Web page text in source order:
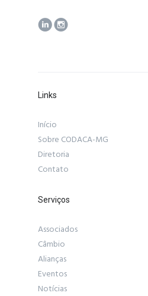
Links
Início
Sobre CODACA-MG
Diretoria
Contato
Serviços
Associados
Câmbio
Alianças
Eventos
Notícias